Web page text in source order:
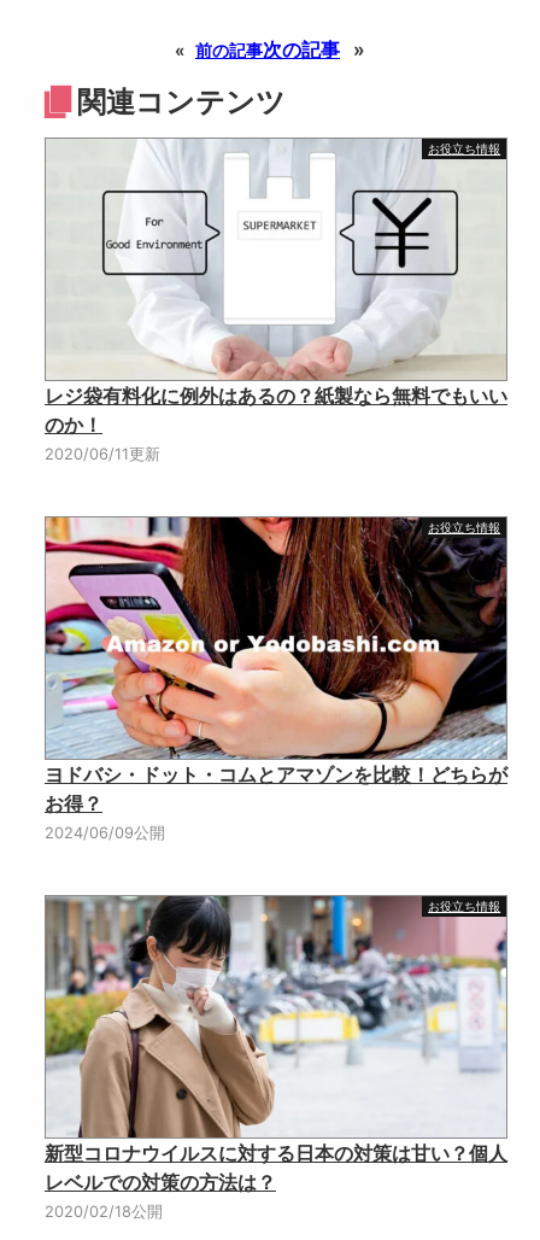
« 前の記事次の記事 »
関連コンテンツ
お役立ち情報
レジ袋有料化に例外はあるの？紙製なら無料でもいい
のか！
2020/06/11更新
お役立ち情報
ヨドバシ・ドット・コムとアマゾンを比較！どちらが
お得？
2024/06/09公開
お役立ち情報
新型コロナウイルスに対する日本の対策は甘い？個人
レベルでの対策の方法は？
2020/02/18公開